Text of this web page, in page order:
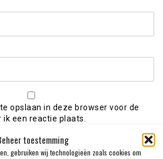
toestemming
gebruiken wij technologieën zoals cookies om
opslaan in deze browser voor de
een reactie plaats.